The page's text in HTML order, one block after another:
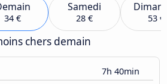
34 €
Samedi
28 € 53 €
chers demain
7h 40min